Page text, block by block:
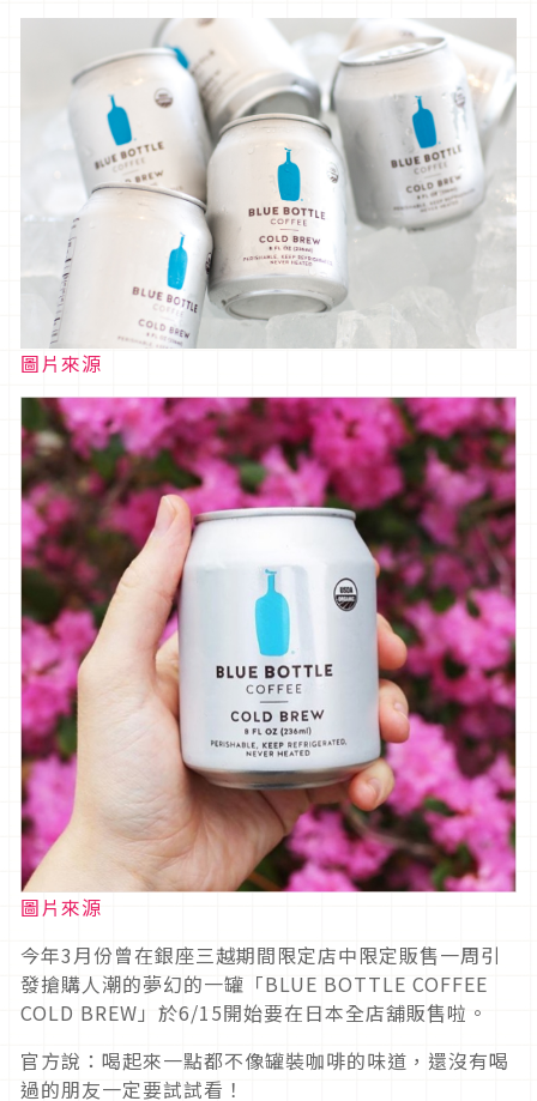
圖片來源
圖片來源
今年3月份曾在銀座三越期間限定店中限定販售一周引
發搶購人潮的夢幻的一罐「BLUE BOTTLE COFFEE
COLD BREW」於6/15開始要在日本全店舖販售啦。
官方說：喝起來一點都不像罐裝咖啡的味道，還沒有喝
過的朋友一定要試試看！